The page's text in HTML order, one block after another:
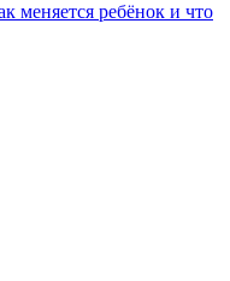
меняется ребёнок и что